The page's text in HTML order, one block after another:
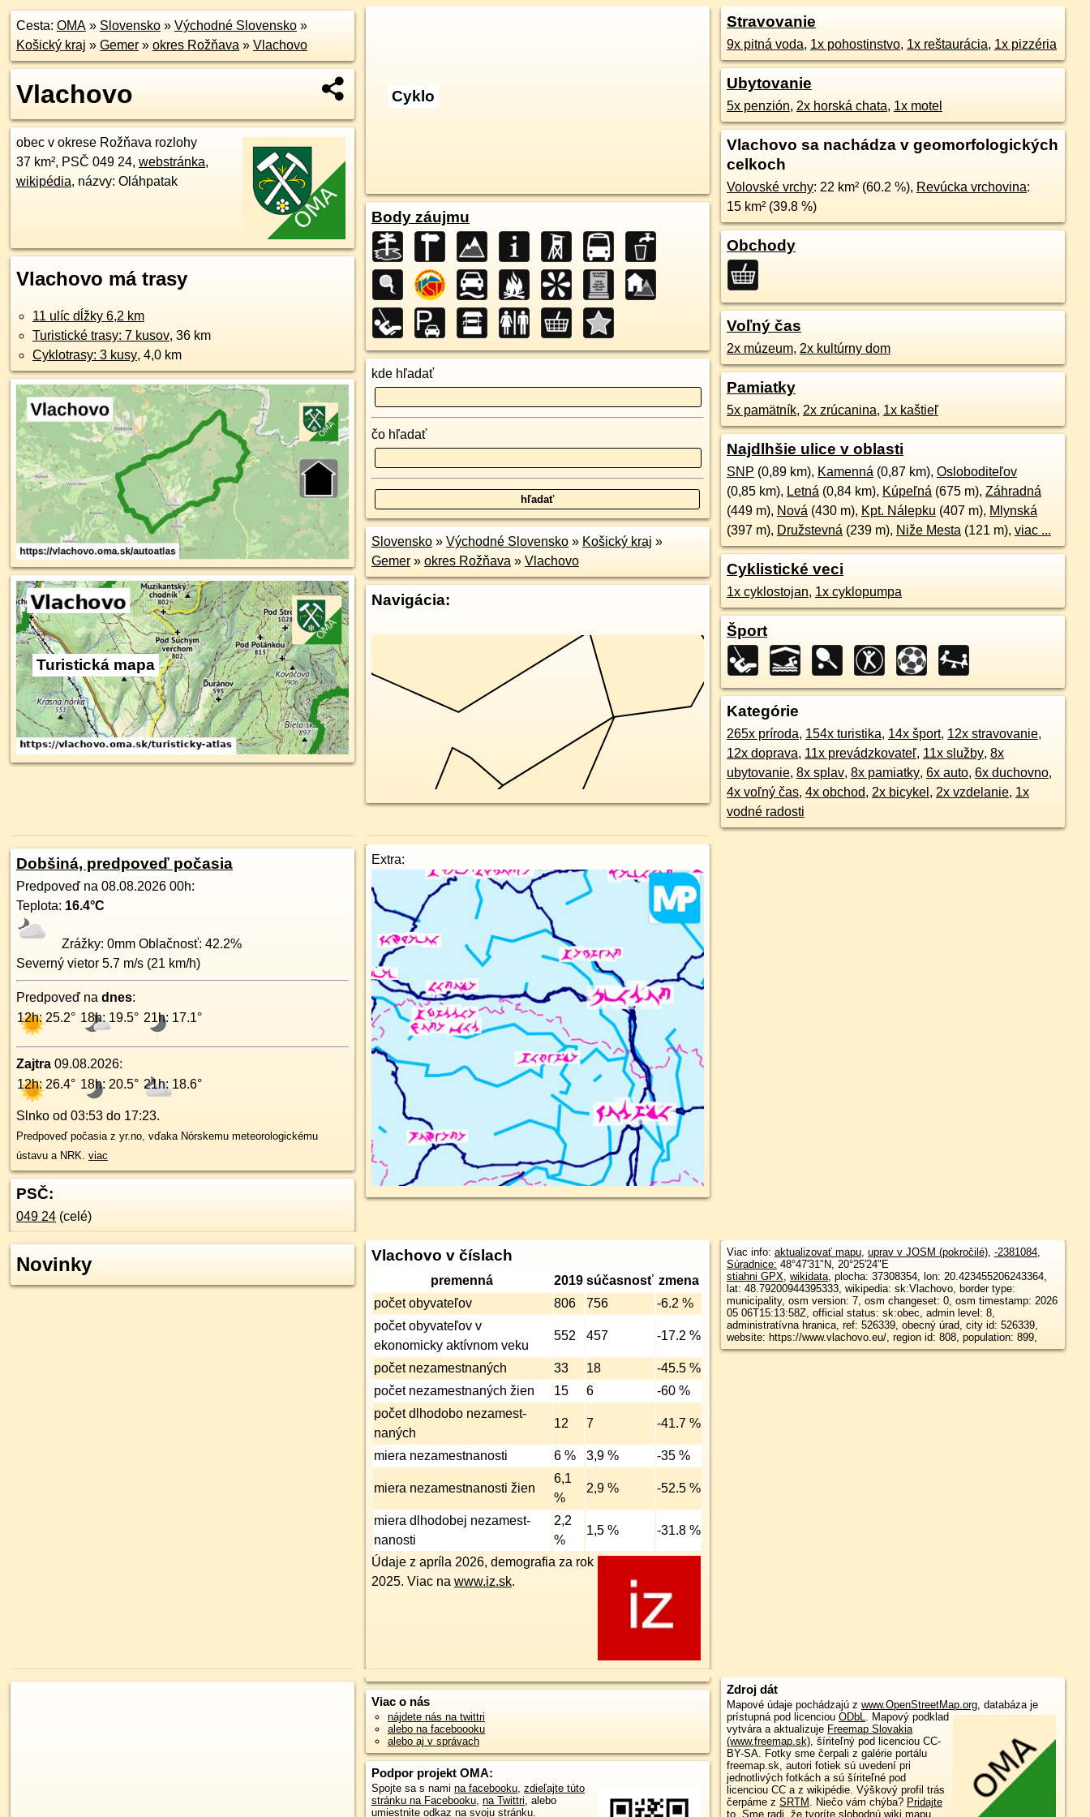
Cesta: OMA » Slovensko » Východné Slovensko »
Košický kraj » Gemer » okres Rožňava » Vlachovo
Vlachovo
obec v okrese Rožňava rozlohy
37 km², PSČ 049 24, webstránka,
wikipédia, názvy: Oláhpatak
Vlachovo má trasy
11 ulíc dĺžky 6,2 km
Turistické trasy: 7 kusov, 36 km
Cyklotrasy: 3 kusy, 4,0 km
Turistická mapa
Cyklo
Body záujmu
kde hľadať
čo hľadať
Slovensko» Východné Slovensko» Košický kraj »
Gemer» okres Rožňava » Vlachovo
Navigácia:
Stravovanie
9x pitná voda, 1x pohostinstvo, 1x reštaurácia, 1x pizzéria
Ubytovanie
5x penzión, 2x horská chata, 1x motel
Vlachovo sa nachádza v geomorfologických
celkoch
Volovské vrchy: 22 km² (60.2 %), Revúcka vrchovina:
15 km² (39.8 %)
Obchody
Voľný čas
2x múzeum, 2x kultúrny dom
Pamiatky
5x pamätník, 2x zrúcanina, 1x kaštieľ
Najdlhšie ulice v oblasti
SNP (0,89 km), Kamenná (0,87 km), Osloboditeľov
(0,85 km), Letná (0,84 km), Kúpeľná (675 m), Záhradná
(449 m), Nová (430 m), Kpt. Nálepku (407 m), Mlynská
(397 m), Družstevná (239 m), Niže Mesta (121 m), viac ...
Cyklistické veci
1x cyklostojan, 1x cyklopumpa
Šport
Kategórie
265x príroda, 154x turistika, 14x šport, 12x stravovanie,
12x doprava, 11x prevádzkovateľ, 11x služby, 8x
ubytovanie, 8x splav, 8x pamiatky, 6x auto, 6x duchovno,
4x voľný čas, 4x obchod, 2x bicykel , 2x vzdelanie, 1x
vodné radosti
Dobšiná, predpoveď počasia
Predpoveď na 08.08.2026 00h:
Teplota: 16.4°C
Zrážky: 0mm Oblačnosť: 42.2%
Severný vietor 5.7 m/s (21 km/h)
Predpoveď na dnes:
12h: 25.2° 18h: 19.5° 21h: 17.1°
Zajtra 09.08.2026:
12h: 26.4° 18h: 20.5° 21h: 18.6°
Slnko od 03:53 do 17:23.
Predpoveď počasia z yr.no, vďaka Nórskemu meteorologickému
ústavu a NRK. viac
PSČ:
049 24 (celé)
Extra:
Novinky Vlachovo v číslach
premenná 2019 súčasnosť zmena
počet obyvateľov
806 756
-6.2 %
počet obyvateľov v
ekonomicky aktívnom veku
552 457 -17.2 %
počet nezamest­naných 33 18
-45.5 %
počet nezamest­naných žien
15 6
-60 %
počet dlhodobo nezamest­
naných
12 7 -41.7 %
miera nezamest­nanosti 6 % 3,9 % -35 %
miera nezamest­nanosti žien
6,1
%
2,9 % -52.5 %
miera dlhodobej nezamest­
nanosti
2,2
%
1,5 % -31.8 %
Údaje z apríla 2026, demografia za rok
2025. Viac na www.iz.sk.
Viac info: aktualizovať mapu, uprav v JOSM (pokročilé), -2381084,
Súradnice: 48°47'31"N, 20°25'24"E
stiahni GPX wikidata, plocha: 37308354, lon: 20.423455206243364,
lat: 48.79200944395333, wikipedia: sk:Vlachovo, border type:
municipality, osm version: 7, osm changeset: 0, osm timestamp: 2026
05 06T15:13:58Z, official status: sk:obec, admin level: 8,
administratívna hranica, ref: 526339, obecný úrad, city id: 526339,
website: https://www.vlachovo.eu/, region id: 808, population: 899,
Viac o nás
nájdete nás na twittri
alebo na faceboooku
alebo aj v správach
Podpor projekt OMA:
Spojte sa s nami na facebooku, zdieľajte túto
stránku na Facebooku, na Twittri, alebo
umiestnite odkaz na svoju stránku.
Zdroj dát
Mapové údaje pochádzajú z www.OpenStreetMap.org, databáza je
prístupná pod licenciou ODbL. Mapový podklad
vytvára a aktualizuje Freemap Slovakia
(www.freemap.sk), šíriteľný pod licenciou CC-
BY-SA. Fotky sme čerpali z galérie portálu
freemap.sk, autori fotiek sú uvedení pri
jednotlivých fotkách a sú šíriteľné pod
licenciou CC a z wikipédie. Výškový profil trás
čerpáme z SRTM . Niečo vám chýba? Pridajte
to. Sme radi, že tvoríte slobodnú wiki mapu